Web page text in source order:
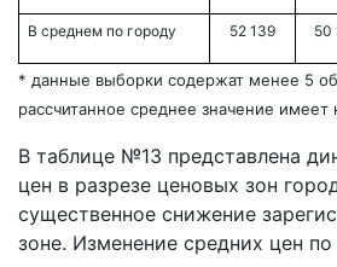
В среднем по городу 52 139 50
* данные выборки содержат менее 5
рассчитанное среднее значение
В таблице №13 представлена
цен в разрезе ценовых зон
существенное снижение
зоне. Изменение средних цен